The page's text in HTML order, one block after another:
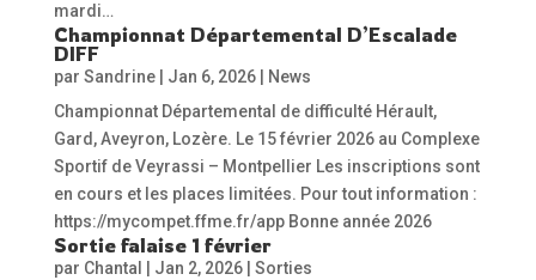
mardi…
Championnat Départemental D’Escalade
DIFF
par Sandrine| Jan 6, 2026|
News
Championnat Départemental de difficulté Hérault,
Gard, Aveyron, Lozère. Le 15 février 2026 au Complexe
Sportif de Veyrassi – Montpellier Les inscriptions sont
en cours et les places limitées. Pour tout information :
https://mycompet.ffme.fr/app Bonne année 2026
Sortie falaise 1 février
par Chantal Jan 2, 2026| Sorties